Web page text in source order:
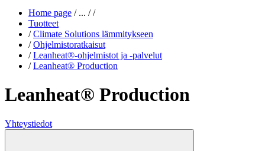
Home page /... / /
Tuotteet
/ Climate Solutions lämmitykseen
/ Ohjelmistoratkaisut
/ Leanheat®-ohjelmistot ja -palvelut
/ Leanheat® Production
Leanheat® Production
Yhteystiedot